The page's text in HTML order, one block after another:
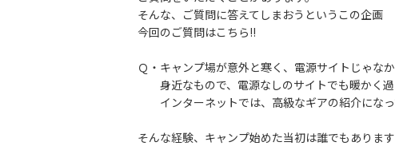
そんな、ご質問に答えてしまおうというこの企画
今回のご質問はこちら‼
Ｑ・キャンプ場が意外と寒く、電源サイトじゃな
身近なもので、電源なしのサイトでも暖かく過
インターネットでは、高級なギアの紹介にな
そんな経験、キャンプ始めた当初は誰でもあります